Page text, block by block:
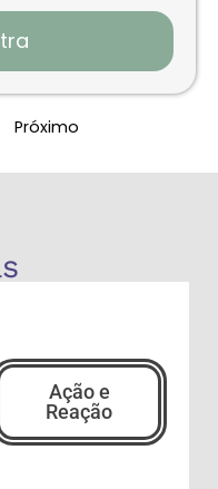
Próximo
Ação e
Reação